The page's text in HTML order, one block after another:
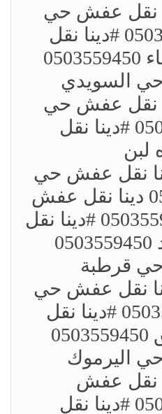
دينا نقل عفش حي
العزيزية 0503559450 ؜#دينا نقل
عفش بحي الشفاء 0503559450
السويدي
دينا نقل عفش حي
البديعة 0503559450 ؜#دينا نقل
؜#دينا نقل عفش حي
العليا 0503559450 دينا نقل عفش
حي إشبيلية 0503559450 ؜#دينا نقل
عفش حي الورود 0503559450
قرطبة
؜#دينا نقل عفش حي
الصحافه 0503559450 ؜#دينا نقل
عفش حي العقيق 0503559450
اليرموك
دينا نقل عفش
النهضة 0503559450 ؜#دينا نقل